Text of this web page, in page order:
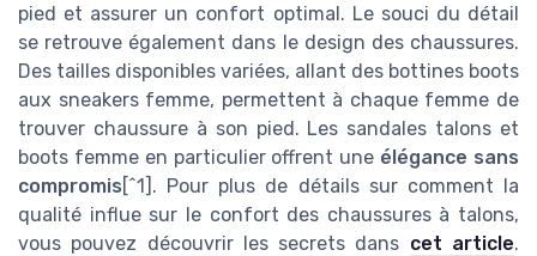
pied et assurer un confort optimal. Le souci du détail
se retrouve également dans le design des chaussures.
Des tailles disponibles variées, allant des bottines boots
aux sneakers femme, permettent à chaque femme de
trouver chaussure à son pied. Les sandales talons et
boots femme en particulier offrent une élégance sans
compromis [^1]. Pour plus de détails sur comment la
qualité influe sur le confort des chaussures à talons,
vous pouvez découvrir les secrets dans cet article.